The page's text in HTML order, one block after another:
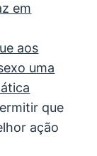
em
aos
uma
que
ação